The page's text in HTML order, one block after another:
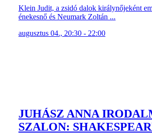
Klein Judit, a zsidó dalok királynőjeként
énekesnő és Neumark Zoltán ...
augusztus 04., 20:30 - 22:00
JUHÁSZ ANNA
SZALON: